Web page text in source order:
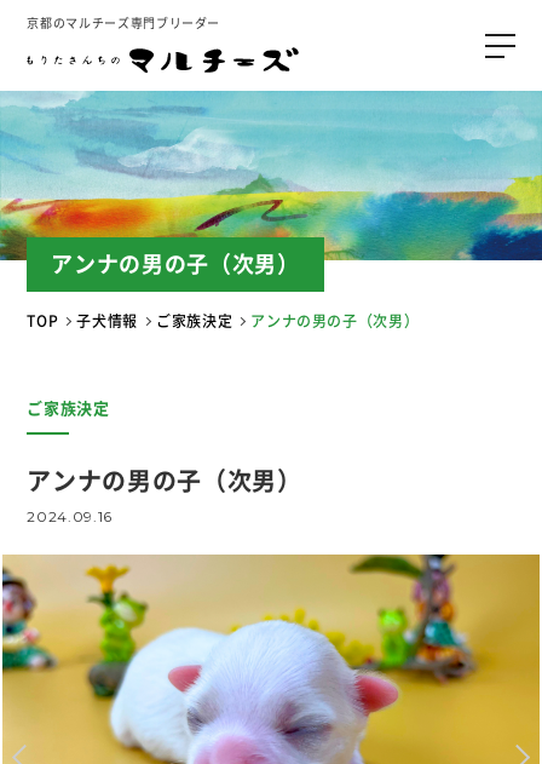
京都のマルチーズ専門ブリーダー
アンナの男の子（次男）
TOP 子犬情報 ご家族決定 アンナの男の子（次男）
ご家族決定
アンナの男の子（次男）
2024.09.16